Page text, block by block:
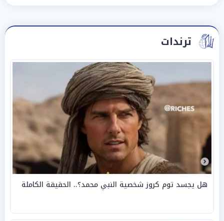
ترندات
هل يجسد توم كروز شخصية النبي محمد؟.. الحقيقة الكاملة